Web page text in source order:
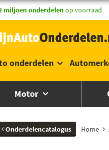
besteld,morgen in huis *
miljoen onderdelenop voorraad
onderdelen
Motor
Onderdelencatalogus Home